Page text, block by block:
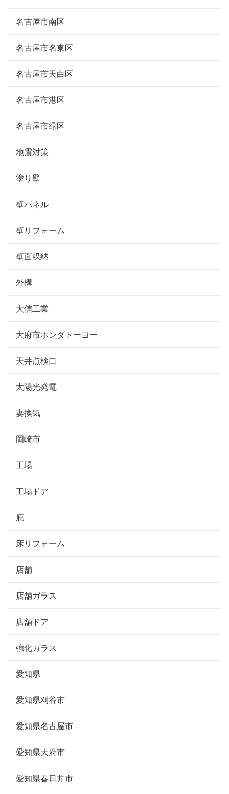
名古屋市南区
名古屋市名東区
名古屋市天白区
名古屋市港区
名古屋市緑区
地震対策
塗り壁
壁パネル
壁リフォーム
壁面収納
外構
大信工業
大府市ホンダトーヨー
天井点検口
太陽光発電
妻換気
岡崎市
工場
工場ドア
庇
床リフォーム
店舗
店舗ガラス
店舗ドア
強化ガラス
愛知県
愛知県刈谷市
愛知県名古屋市
愛知県大府市
愛知県春日井市